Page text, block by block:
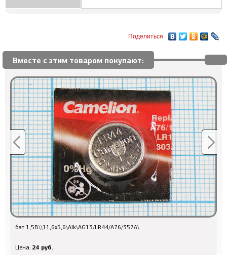
Поделиться
Вместе с этим товаром покупают:
бат 1,5В\\11,6x5,6\Alk\AG13/LR44/A76/357A\
Цена: 24 руб.